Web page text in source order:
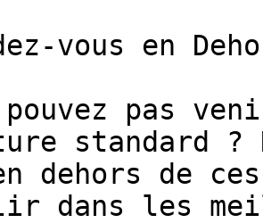
vous en
pouvez pas
standard ?
dehors de
dans les